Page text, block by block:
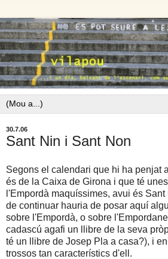
30.7.06
Sant Nin i Sant Non
Segons el calendari que hi ha penjat
és de la Caixa de Girona i que té
l'Empordà maquíssimes, avui és
de continuar hauria de posar aquí
sobre l'Empordà, o sobre
cadascú agafi un llibre de la seva
té un llibre de Josep Pla a casa?), i
trossos tan característics d'ell.